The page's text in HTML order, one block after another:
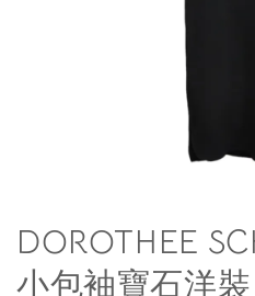
DOROTHEE
小包袖寶石洋